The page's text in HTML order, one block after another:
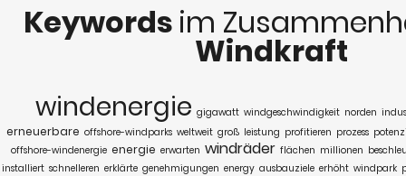
Keywords im
Windkraft
windenergie gigawatt windgeschwindigkeit norden
erneuerbare offshore-windparks weltweit groß leistung profitieren prozess
offshore-windenergie energie erwarten windräder flächen millionen
installiert schnelleren erklärte genehmigungen energy ausbauziele erhöht windpark